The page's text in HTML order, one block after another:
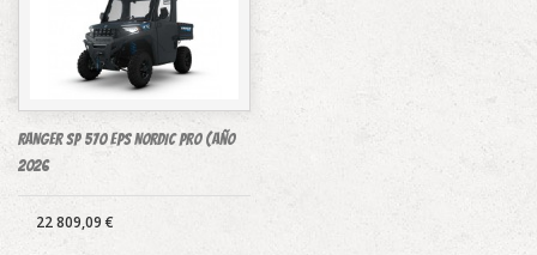
RANGER SP 570 EPS NORDIC PRO (Año
2026
22 809,09 €